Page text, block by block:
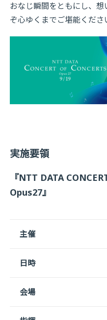
おなじ瞬間をともにし、
ぞ心ゆくまでご堪能くださ
実施要領
『NTT DATA
Opus27』
主催
日時
会場